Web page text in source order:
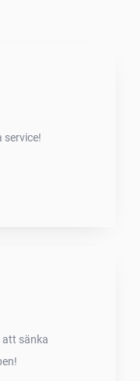
service!
att sänka